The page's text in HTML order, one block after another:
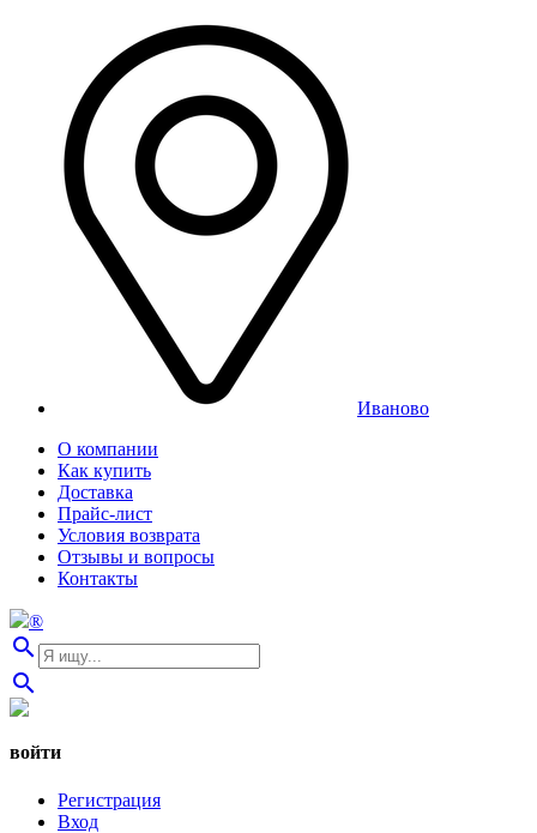
Иваново
О компании
Как купить
Доставка
Прайс-лист
Условия возврата
Отзывы и вопросы
Контакты
®
search
search
войти
Регистрация
Вход